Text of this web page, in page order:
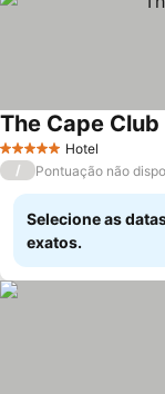
5 Estrelas Hotel
The Cape
/ Pontuação não
Selecione as
exatos.